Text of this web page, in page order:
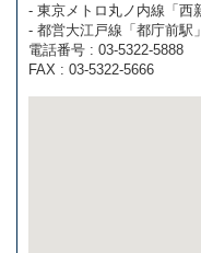
- 東京メトロ丸ノ内線「西
- 都営大江戸線「都庁前駅
電話番号 : 03-5322-5888
FAX : 03-5322-5666